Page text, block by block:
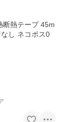
断熱テープ 45m
し ネコポス0